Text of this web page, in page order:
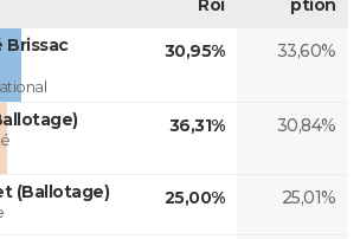
Roi
ption
Brissac
30,95% 33,60%
36,31% 30,84%
(Ballotage) 25,00% 25,01%